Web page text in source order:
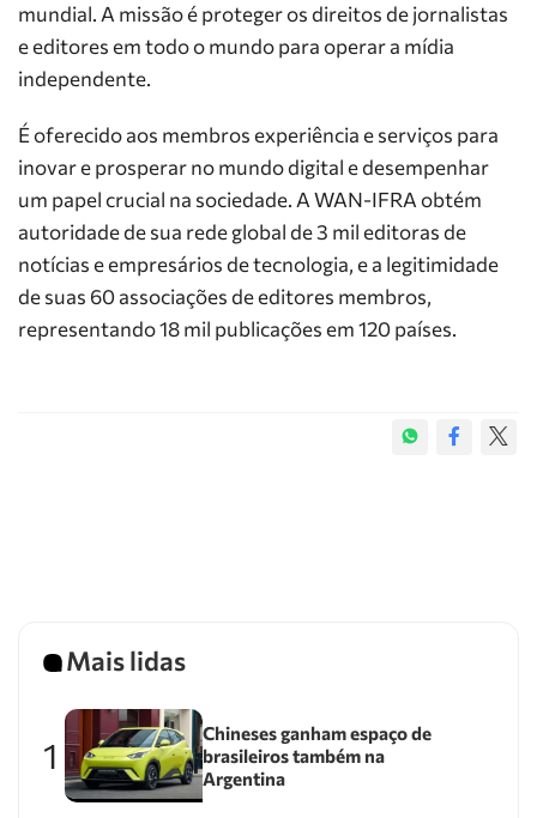
mundial. A missão é proteger os direitos de jornalistas
e editores em todo o mundo para operar a mídia
independente.
É oferecido aos membros experiência e serviços para
inovar e prosperar no mundo digital e desempenhar
um papel crucial na sociedade. A WAN-IFRA obtém
autoridade de sua rede global de 3 mil editoras de
notícias e empresários de tecnologia, e a legitimidade
de suas 60 associações de editores membros,
representando 18 mil publicações em 120 países.
Mais lidas
1
Chineses ganham espaço de
brasileiros também na
Argentina